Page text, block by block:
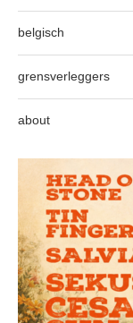
belgisch
grensverleggers
about